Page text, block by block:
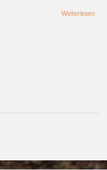
Weiterlesen
im